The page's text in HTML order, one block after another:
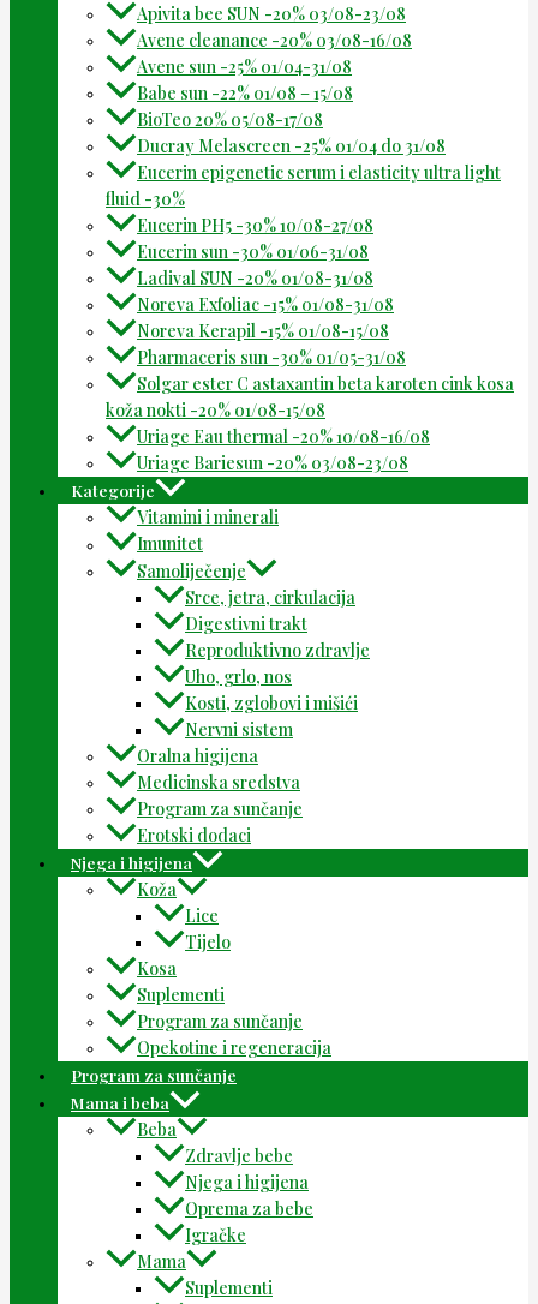
Apivita bee SUN -20% 03/08-23/08
Avene cleanance -20% 03/08-16/08
Avene sun -25% 01/04-31/08
Babe sun -22% 01/08 – 15/08
BioTeo 20% 05/08-17/08
Ducray Melascreen -25% 01/04 do 31/08
Eucerin epigenetic serum i elasticity ultra light
fluid -30%
Eucerin PH5 -30% 10/08-27/08
Eucerin sun -30% 01/06-31/08
Ladival SUN -20% 01/08-31/08
Noreva Exfoliac -15% 01/08-31/08
Noreva Kerapil -15% 01/08-15/08
Pharmaceris sun -30% 01/05-31/08
Solgar ester C astaxantin beta karoten cink kosa
koža nokti -20% 01/08-15/08
Uriage Eau thermal -20% 10/08-16/08
Uriage Bariesun -20% 03/08-23/08
Kategorije
Vitamini i minerali
Imunitet
Samoliječenje
Srce, jetra, cirkulacija
Digestivni trakt
Reproduktivno zdravlje
Uho, grlo, nos
Kosti, zglobovi i mišići
Nervni sistem
Oralna higijena
Medicinska sredstva
Program za sunčanje
Erotski dodaci
Njega i higijena
Koža
Lice
Tijelo
Kosa
Suplementi
Program za sunčanje
Opekotine i regeneracija
Program za sunčanje
Mama i beba
Beba
Zdravlje bebe
Njega i higijena
Oprema za bebe
Igračke
Mama
Suplementi